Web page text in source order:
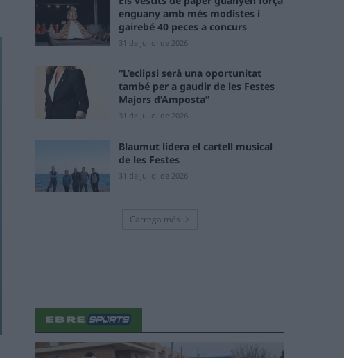
enguany amb més modistes i
gairebé 40 peces a concurs
31 de juliol de 2026
“L’eclipsi serà una oportunitat
també per a gaudir de les Festes
Majors d’Amposta”
31 de juliol de 2026
Blaumut lidera el cartell musical
de les Festes
31 de juliol de 2026
Carrega més